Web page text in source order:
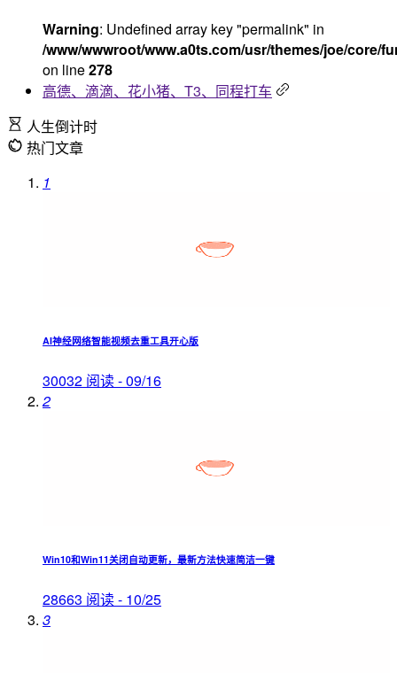
Warning: Undefined array key "permalink" in
/www/wwwroot/www.a0ts.com/usr/themes/joe/core/
on line278
高德、滴滴、花小猪、T3、同程打车
人生倒计时
热门文章
1
AI神经网络智能视频去重工具开心版
30032 阅读 - 09/16
2
Win10和Win11关闭自动更新，最新方法快速简洁一键
28663 阅读 - 10/25
3